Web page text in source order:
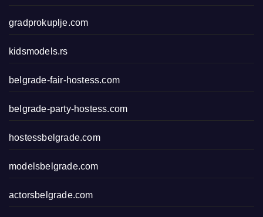
gradprokuplje.com
kidsmodels.rs
belgrade-fair-hostess.com
belgrade-party-hostess.com
hostessbelgrade.com
modelsbelgrade.com
actorsbelgrade.com